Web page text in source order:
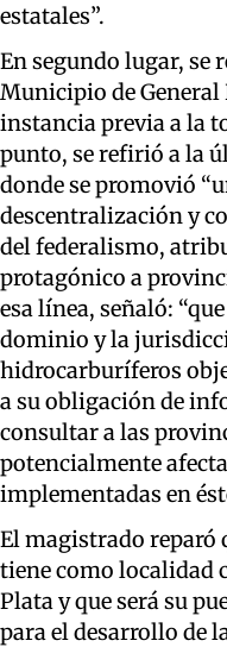
estatales”.
En segundo lugar, se
Municipio de
instancia previa a la
punto, se refirió a la
donde se promovió
descentralización y
del federalismo,
protagónico a
esa línea, señaló:
dominio y la
hidrocarburíferos
a su obligación de
consultar a las
potencialmente
implementadas en
El magistrado reparó
tiene como localidad
Plata y que será su
para el desarrollo de